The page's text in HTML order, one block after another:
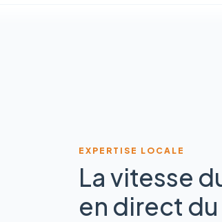
EXPERTISE LOCALE
La vitesse
en direct